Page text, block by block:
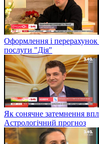
Оформлення і
послуги "Дія"
Як сонячне затемнення
Астрологічний прогноз